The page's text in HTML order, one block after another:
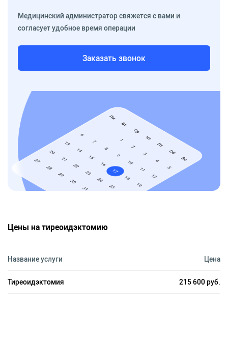
Медицинский администратор свяжется с вами и
согласует удобное время операции
Заказать звонок
Цены на тиреоидэктомию
Название услуги Цена
Тиреоидэктомия 215 600 руб.